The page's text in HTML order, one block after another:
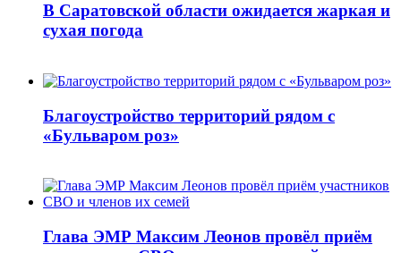
В Саратовской области ожидается жаркая и
сухая погода
Благоустройство территорий рядом с
«Бульваром роз»
Глава ЭМР Максим Леонов провёл приём